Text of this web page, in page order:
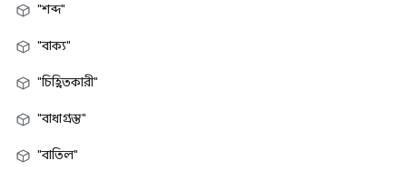
"শব্দ"
"বাক্য"
"চিহ্নিতকারী"
"বাধাগ্রস্ত"
"বাতিল"